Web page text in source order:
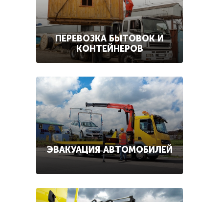
ПЕРЕВОЗКА БЫТОВОК И
КОНТЕЙНЕРОВ
ЭВАКУАЦИЯ АВТОМОБИЛЕЙ